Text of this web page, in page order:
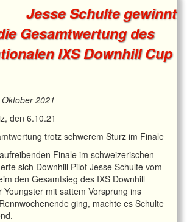
Jesse Schulte gewinnt
Gesamtwertung des
IXS Downhill Cup
2021
den 6.10.21
trotz schwerem Sturz im Finale
Finale im schweizerischen
sich Downhill Pilot Jesse Schulte vom
den Gesamtsieg des IXS Downhill
Youngster mit sattem Vorsprung ins
ging, machte es Schulte